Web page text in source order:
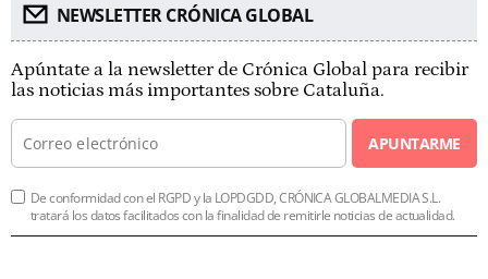
NEWSLETTER CRÓNICA GLOBAL
Apúntate a la newsletter de Crónica Global para recibir
las noticias más importantes sobre Cataluña.
APUNTARME
De conformidad con el RGPD y la LOPDGDD, CRÓNICA GLOBALMEDIA S.L.
tratará los datos facilitados con la finalidad de remitirle noticias de actualidad.